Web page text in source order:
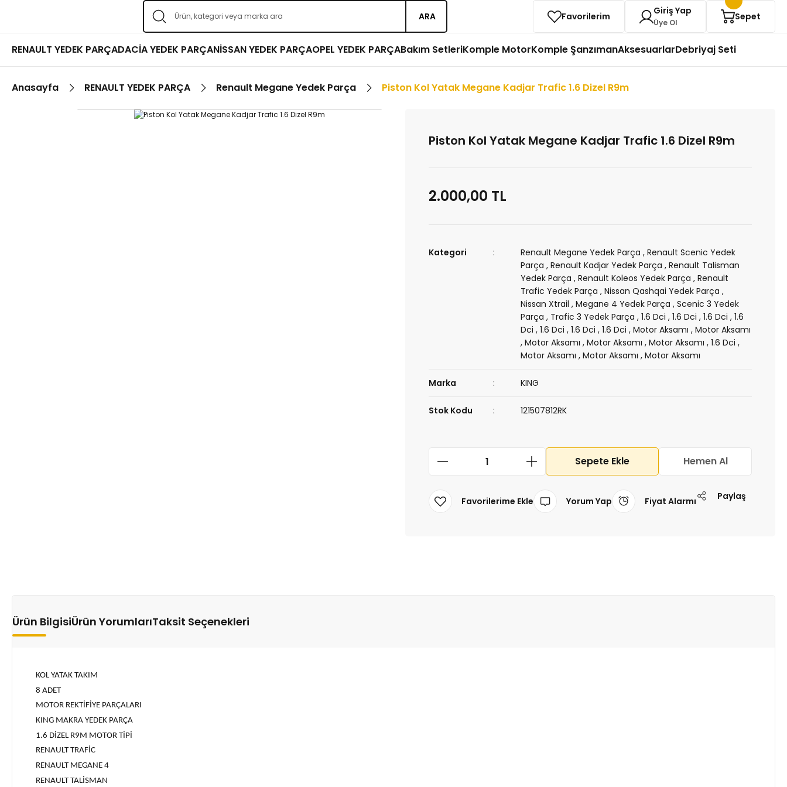
ARA Favorilerim Giriş Yap
Üye Ol
Sepet
RENAULT YEDEK PARÇADACİA YEDEK PARÇANİSSAN YEDEK PARÇAOPEL YEDEK PARÇABakım SetleriKomple MotorKomple ŞanzımanAksesuarlarDebriyaj Seti
Anasayfa RENAULT YEDEK PARÇA Renault Megane Yedek Parça Piston Kol Yatak Megane Kadjar Trafic 1.6 Dizel R9m
Piston Kol Yatak Megane Kadjar Trafic 1.6 Dizel R9m
2.000,00 TL
Kategori Renault Megane Yedek Parça ,Renault Scenic Yedek
Parça ,Renault Kadjar Yedek Parça ,Renault Talisman
Yedek Parça ,Renault Koleos Yedek Parça ,Renault
Trafic Yedek Parça ,Nissan Qashqai Yedek Parça ,
Nissan Xtrail ,Megane 4 Yedek Parça ,Scenic 3 Yedek
Parça , Trafic 3 Yedek Parça ,1.6 Dci ,1.6 Dci ,1.6 Dci ,1.6
Dci ,1.6 Dci ,1.6 Dci ,1.6 Dci ,Motor Aksamı ,Motor Aksamı
,Motor Aksamı ,Motor Aksamı ,Motor Aksamı ,1.6 Dci ,
Motor Aksamı ,Motor Aksamı ,Motor Aksamı
Marka KING
Stok Kodu 121507812RK
Sepete Ekle Hemen Al
Yorum Yap Fiyat Alarmı Paylaş
Ürün BilgisiÜrün YorumlarıTaksit Seçenekleri
KOL YATAK TAKIM
8 ADET
MOTOR REKTİFİYE PARÇALARI
KING MAKRA YEDEK PARÇA
1.6 DİZEL R9M MOTOR TİPİ
RENAULT TRAFİC
RENAULT MEGANE 4
RENAULT TALİSMAN